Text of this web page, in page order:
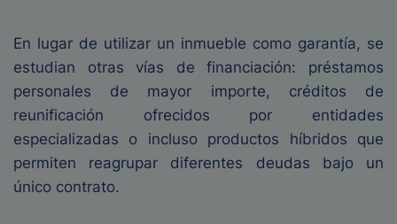
En lugar de utilizar un inmueble como garantía, se
estudian otras vías de financiación: préstamos
personales de mayor importe, créditos de
reunificación ofrecidos por entidades
especializadas o incluso productos híbridos que
permiten reagrupar diferentes deudas bajo un
único contrato.